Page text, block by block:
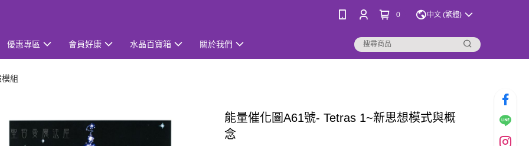
0 中文 (繁體)
優惠專區 會員好康 水晶百寶箱 關於我們
組
能量催化圖A61號- Tetras 1~新思想模式與概
念